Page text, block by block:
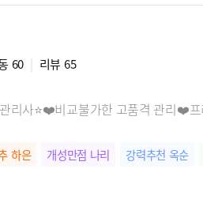
60 리뷰 65
리사⭐❤️비교불가한 고품격 관리❤️
하은 개성만점 나리 강력추천 옥순